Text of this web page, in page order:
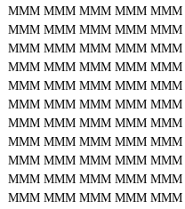
MMM MMM MMM MMM MMM
MMM MMM MMM MMM MMM
MMM MMM MMM MMM MMM
MMM MMM MMM MMM MMM
MMM MMM MMM MMM MMM
MMM MMM MMM MMM MMM
MMM MMM MMM MMM MMM
MMM MMM MMM MMM MMM
MMM MMM MMM MMM MMM
MMM MMM MMM MMM MMM
MMM MMM MMM MMM MMM